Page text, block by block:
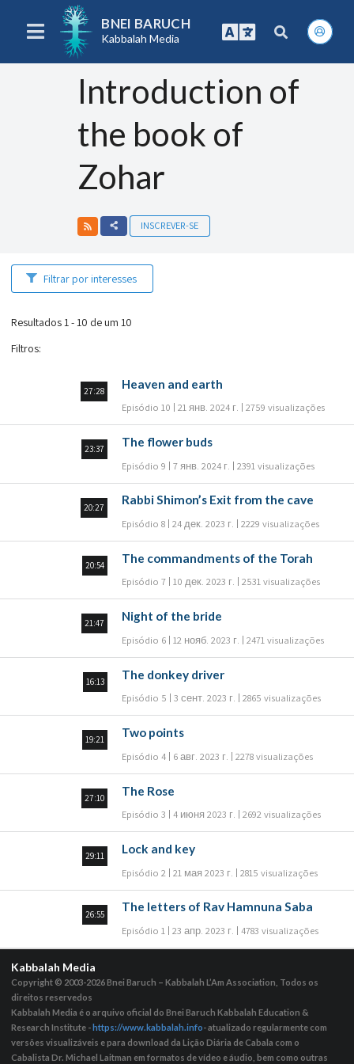
BNEI BARUCH
Kabbalah Media
Introduction of
the book of
Zohar
INSCREVER-SE
Filtrar por interesses
Resultados 1 - 10 de um 10
Filtros:
27:28
Heaven and earth
Episódio 10 21 янв. 2024 г. 2759 visualizações
23:37
The flower buds
Episódio 9 7 янв. 2024 г. 2391 visualizações
20:27
Rabbi Shimon’s Exit from the cave
Episódio 8 24 дек. 2023 г. 2229 visualizações
20:54
The commandments of the Torah
Episódio 7 10 дек. 2023 г. 2531 visualizações
21:47
Night of the bride
Episódio 6 12 нояб. 2023 г. 2471 visualizações
16:13
The donkey driver
Episódio 5 3 сент. 2023 г. 2865 visualizações
19:21
Two points
Episódio 4 6 авг. 2023 г. 2278 visualizações
27:10
The Rose
Episódio 3 4 июня 2023 г. 2692 visualizações
29:11
Lock and key
Episódio 2 21 мая 2023 г. 2815 visualizações
26:55
The letters of Rav Hamnuna Saba
Episódio 1 23 апр. 2023 г. 4783 visualizações
Kabbalah Media
Copyright © 2003-2026Bnei Baruch – Kabbalah L’Am Association, Todos os
direitos reservedos
Kabbalah Media é o arquivo oficial do Bnei Baruch Kabbalah Education &
Research Institute -https://www.kabbalah.info- atualizado regularmente com
versões visualizáveis ​​e para download da Lição Diária de Cabala com o
Cabalista Dr. Michael Laitman em formatos de vídeo e áudio, bem como outras